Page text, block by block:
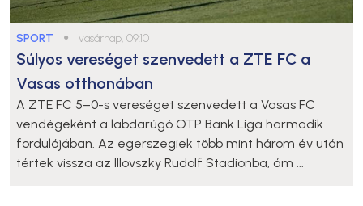
SPORT ● vasárnap, 09:10
Súlyos vereséget szenvedett a ZTE FC a
Vasas otthonában
A ZTE FC 5–0-s vereséget szenvedett a Vasas FC
vendégeként a labdarúgó OTP Bank Liga harmadik
fordulójában. Az egerszegiek több mint három év után
tértek vissza az Illovszky Rudolf Stadionba, ám ...